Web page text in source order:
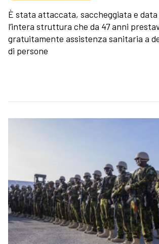
È stata attaccata, saccheggiata e
l’intera struttura che da 47 anni
gratuitamente assistenza sanitaria a
di persone